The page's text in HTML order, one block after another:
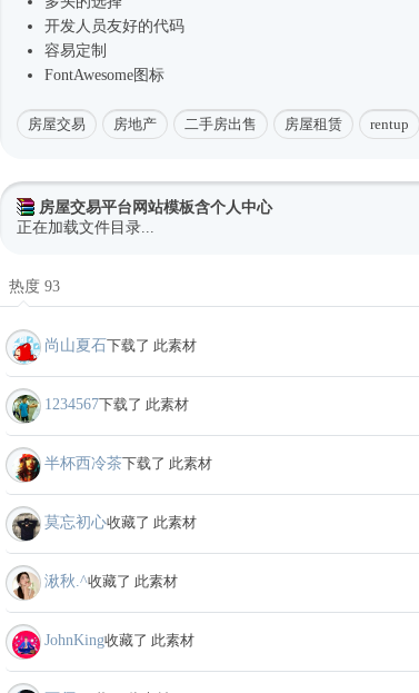
开发人员友好的代码
容易定制
FontAwesome图标
房屋交易 房地产 二手房出售 房屋租赁 rentup
房屋交易平台网站模板含个人中心
正在加载文件目录...
热度 93
尚山夏石下载了 此素材
1234567下载了 此素材
半杯西冷茶下载了 此素材
莫忘初心收藏了 此素材
湫秋.^收藏了 此素材
JohnKing收藏了 此素材